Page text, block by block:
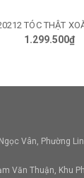
TÓC THẬT
1.299.500₫
Vân, Phường
Văn Thuận, Khu